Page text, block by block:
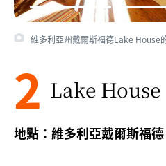
維多利亞州戴爾斯福德Lake House
2 Lake House
地點：維多利亞戴爾斯福